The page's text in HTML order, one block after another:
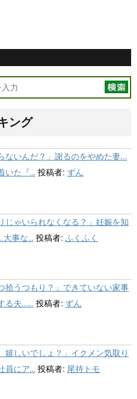
ング
ないんだ？」謝るのをやめた妻…
いた『... 投稿者: ずん
じゃいられなくなる？」妊娠を知
事な... 投稿者: ふくふく
拾うつもり？」できていない家事
る夫…... 投稿者: ずん
嬉しいでしょ？」イクメン気取り
員にア... 投稿者: 尾持トモ